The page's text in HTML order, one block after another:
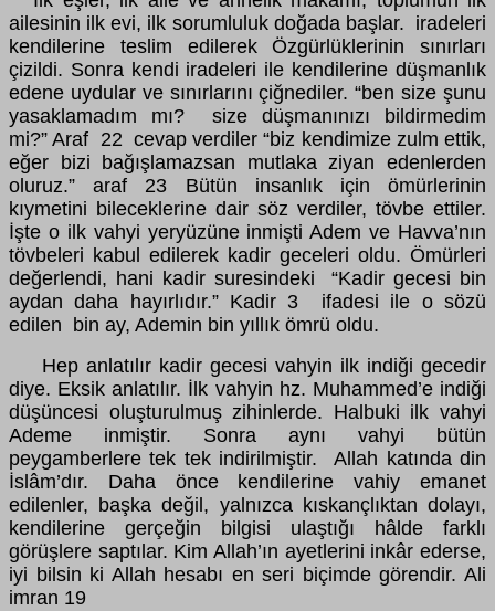
ailesinin ilk evi, ilk sorumluluk doğada başlar. iradeleri
kendilerine teslim edilerek Özgürlüklerinin sınırları
çizildi. Sonra kendi iradeleri ile kendilerine düşmanlık
edene uydular ve sınırlarını çiğnediler. “ben size şunu
yasaklamadım mı? size düşmanınızı bildirmedim
mi?” Araf 22 cevap verdiler “biz kendimize zulm ettik,
eğer bizi bağışlamazsan mutlaka ziyan edenlerden
oluruz.” araf 23 Bütün insanlık için ömürlerinin
kıymetini bileceklerine dair söz verdiler, tövbe ettiler.
İşte o ilk vahyi yeryüzüne inmişti Adem ve Havva’nın
tövbeleri kabul edilerek kadir geceleri oldu. Ömürleri
değerlendi, hani kadir suresindeki “Kadir gecesi bin
aydan daha hayırlıdır.” Kadir 3 ifadesi ile o sözü
edilen bin ay, Ademin bin yıllık ömrü oldu.
Hep anlatılır kadir gecesi vahyin ilk indiği gecedir
diye. Eksik anlatılır. İlk vahyin hz. Muhammed’e indiği
düşüncesi oluşturulmuş zihinlerde. Halbuki ilk vahyi
Ademe inmiştir. Sonra aynı vahyi bütün
peygamberlere tek tek indirilmiştir. Allah katında din
İslâm’dır. Daha önce kendilerine vahiy emanet
edilenler, başka değil, yalnızca kıskançlıktan dolayı,
kendilerine gerçeğin bilgisi ulaştığı hâlde farklı
görüşlere saptılar. Kim Allah’ın ayetlerini inkâr ederse,
iyi bilsin ki Allah hesabı en seri biçimde görendir. Ali
imran 19